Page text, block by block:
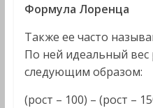
Формула Лоренца
Также ее часто
По ней идеальный вес
следующим образом:
(рост – 100) – (рост –